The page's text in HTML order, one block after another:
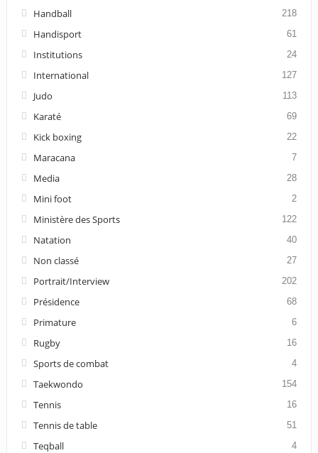
Handball 218
Handisport 61
Institutions 24
International 127
Judo 113
Karaté 69
Kick boxing 22
Maracana 7
Media 28
Mini foot 2
Ministère des Sports 122
Natation 40
Non classé 27
Portrait/Interview 202
Présidence 68
Primature 6
Rugby 16
Sports de combat 4
Taekwondo 154
Tennis 16
Tennis de table 51
Teqball 4